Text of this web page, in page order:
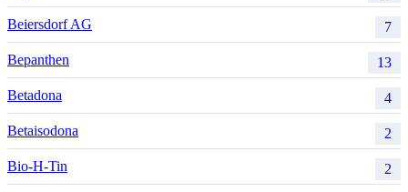
Beiersdorf AG 7
Bepanthen 13
Betadona 4
Betaisodona 2
Bio-H-Tin 2